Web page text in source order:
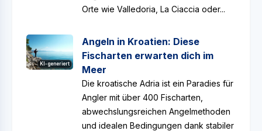
Orte wie Valledoria, La Ciaccia oder...
KI-generiert
Angeln in Kroatien: Diese
Fischarten erwarten dich im
Meer
Die kroatische Adria ist ein Paradies für
Angler mit über 400 Fischarten,
abwechslungsreichen Angelmethoden
und idealen Bedingungen dank stabiler